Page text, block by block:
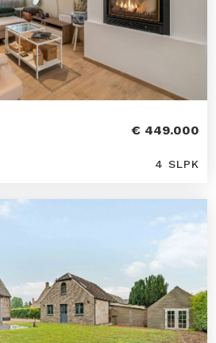
€ 449.000
4 SLPK